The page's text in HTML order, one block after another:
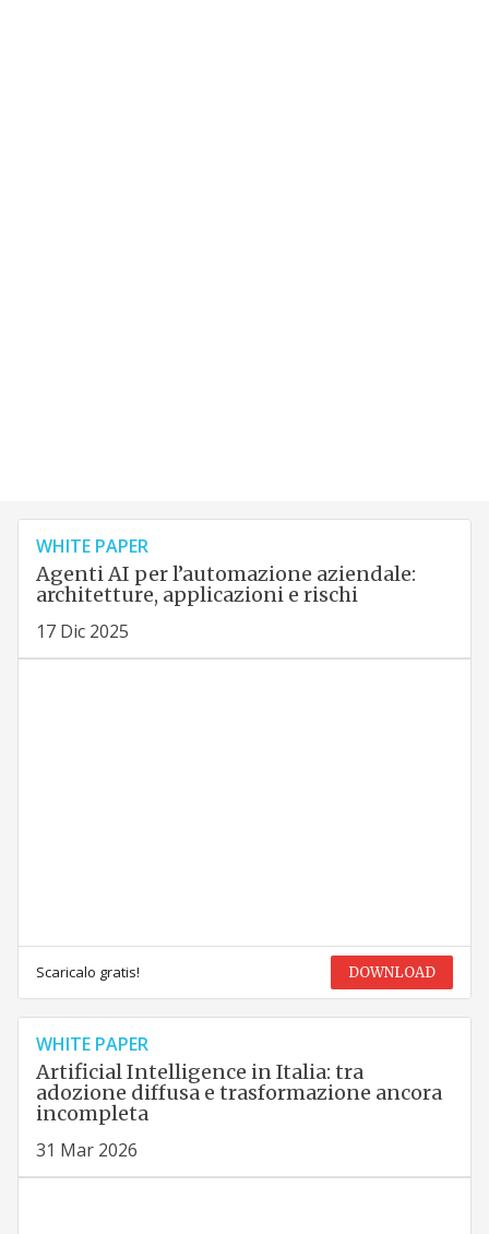
WHITE PAPER
Agenti AI per l’automazione aziendale:
architetture, applicazioni e rischi
17 Dic 2025
Scaricalo gratis! DOWNLOAD
WHITE PAPER
Artificial Intelligence in Italia: tra
adozione diffusa e trasformazione ancora
incompleta
31 Mar 2026